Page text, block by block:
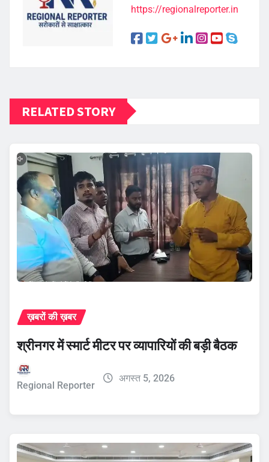
https://regionalreporter.in
RELATED STORY
ख़बरों की ख़बर
श्रीनगर में स्मार्ट मीटर पर व्यापारियों की बड़ी बैठक
Regional Reporter
अगस्त 5, 2026